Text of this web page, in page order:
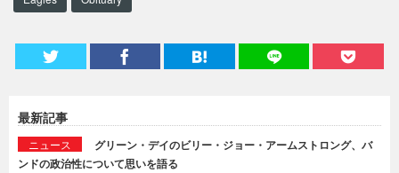
最新記事
ニュース
グリーン・デイのビリー・ジョー・アームストロング、バ
ンドの政治性について思いを語る